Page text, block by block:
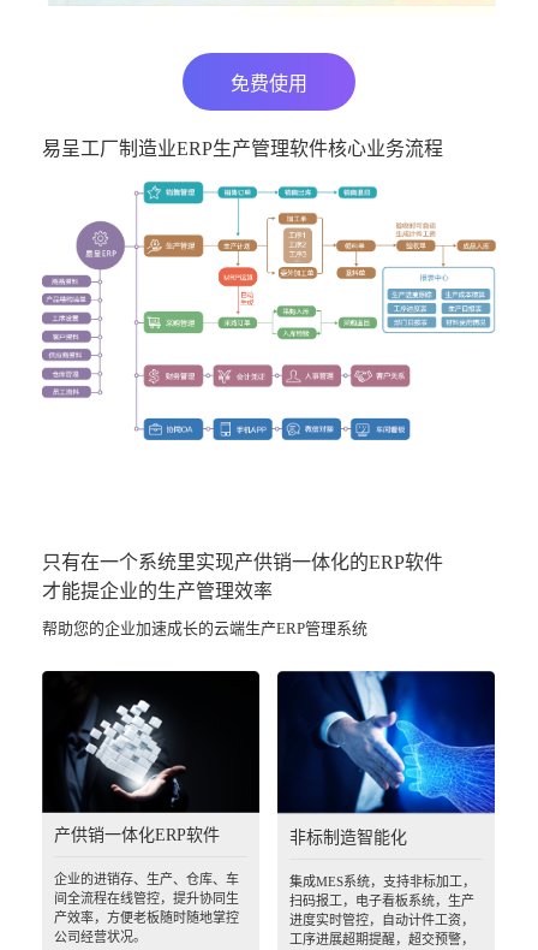
免费使用
易呈工厂制造业ERP生产管理软件核心业务流程
只有在一个系统里实现产供销一体化的ERP软件
才能提企业的生产管理效率
帮助您的企业加速成长的云端生产ERP管理系统
产供销一体化ERP软件
企业的进销存、生产、仓库、车
间全流程在线管控，提升协同生
产效率，方便老板随时随地掌控
公司经营状况。
非标制造智能化
集成MES系统，支持非标加工，
扫码报工，电子看板系统，生产
进度实时管控，自动计件工资，
工序进展超期提醒，超交预警，